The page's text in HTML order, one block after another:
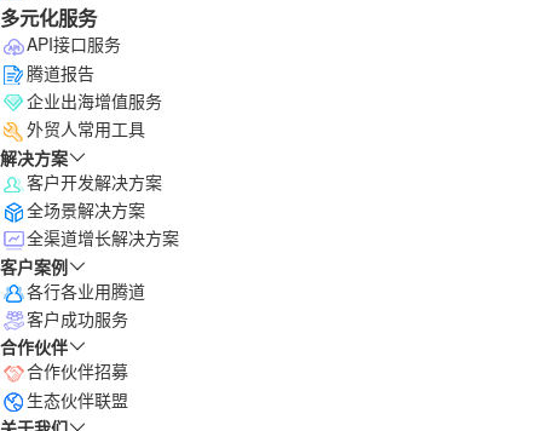
多元化服务
API接口服务
腾道报告
企业出海增值服务
外贸人常用工具
解决方案
客户开发解决方案
全场景解决方案
全渠道增长解决方案
客户案例
各行各业用腾道
客户成功服务
合作伙伴
合作伙伴招募
生态伙伴联盟